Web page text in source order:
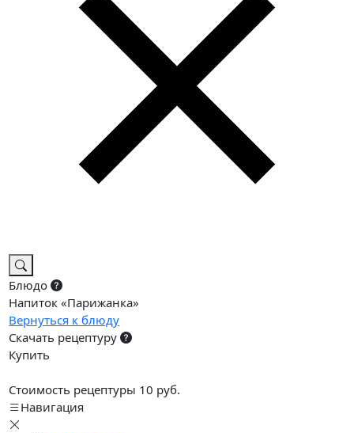
Блюдо
Напиток «Парижанка»
Вернуться к блюду
Скачать рецептуру
Купить
Стоимость рецептуры 10 руб.
Навигация